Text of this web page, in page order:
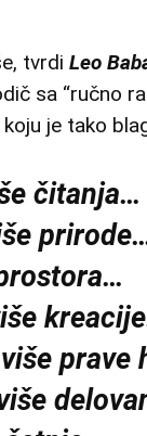
tvrdi Leo
sa “ručno
je tako
čitanja…
prave